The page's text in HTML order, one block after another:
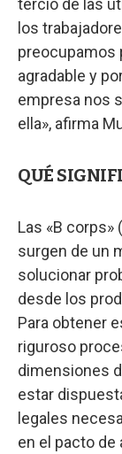
tercio de las
los
preocupamos
agradable y
empresa nos
ella», afirma
QUÉ
Las «B
surgen de un
solucionar
desde los
Para obtener
riguroso
dimensiones
estar
legales
en el pacto de